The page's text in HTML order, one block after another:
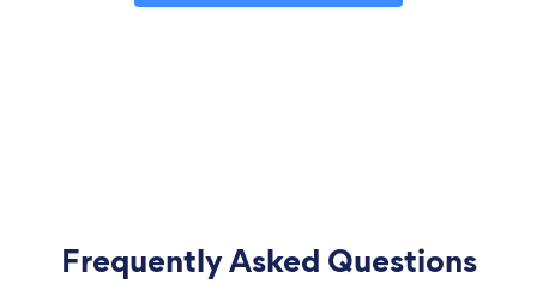
Frequently Asked Questions